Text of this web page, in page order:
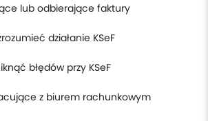
lub odbierające faktury
działanie KSeF
błędów przy KSeF
z biurem rachunkowym